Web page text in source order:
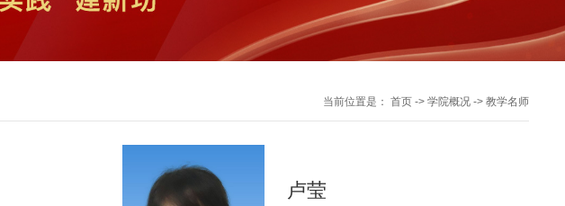
当前位置是： 首页-> 学院概况-> 教学名师
卢莹